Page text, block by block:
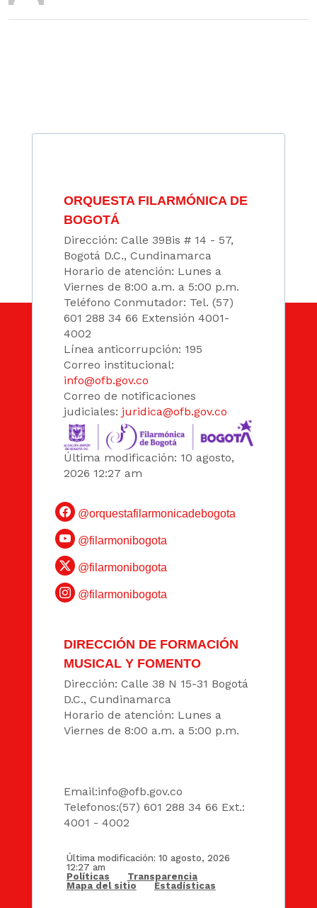
ORQUESTA FILARMÓNICA DE
BOGOTÁ
Dirección: Calle 39Bis # 14 - 57,
Bogotá D.C., Cundinamarca
Horario de atención: Lunes a
Viernes de 8:00 a.m. a 5:00 p.m.
Teléfono Conmutador: Tel. (57)
601 288 34 66 Extensión 4001-
4002
Línea anticorrupción: 195
Correo institucional:
info@ofb.gov.co
Correo de notificaciones
judiciales: juridica@ofb.gov.co
Última modificación: 10 agosto,
2026 12:27 am
@orquestafilarmonicadebogota
@filarmonibogota
@filarmonibogota
@filarmonibogota
DIRECCIÓN DE FORMACIÓN
MUSICAL Y FOMENTO
Dirección: Calle 38 N 15-31 Bogotá
D.C., Cundinamarca
Horario de atención: Lunes a
Viernes de 8:00 a.m. a 5:00 p.m.
Email:info@ofb.gov.co
Telefonos:(57) 601 288 34 66 Ext.:
4001 - 4002
Última modificación: 10 agosto, 2026
12:27 am
Políticas
Transparencia
Mapa del sitio
Estadísticas